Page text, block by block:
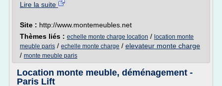
Lire la suite
Site : http://www.montemeubles.net
Thèmes liés : echelle monte charge location / location monte
meuble paris / echelle monte charge / elevateur monte charge
/ monte meuble paris
Location monte meuble, déménagement -
Paris Lift